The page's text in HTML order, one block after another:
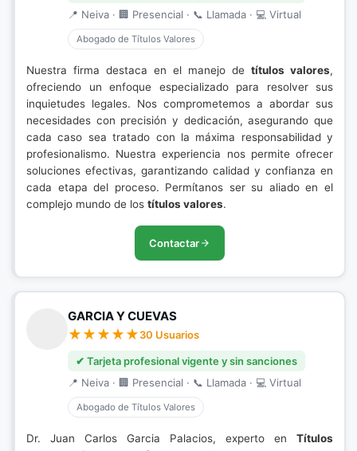
📍 Neiva · 🏢 Presencial · 📞 Llamada · 💻 Virtual
Abogado de Títulos Valores
Nuestra firma destaca en el manejo de títulos valores,
ofreciendo un enfoque especializado para resolver sus
inquietudes legales. Nos comprometemos a abordar sus
necesidades con precisión y dedicación, asegurando que
cada caso sea tratado con la máxima responsabilidad y
profesionalismo. Nuestra experiencia nos permite ofrecer
soluciones efectivas, garantizando calidad y confianza en
cada etapa del proceso. Permítanos ser su aliado en el
complejo mundo de los títulos valores.
Contactar
GARCIA Y CUEVAS
30 Usuarios
✔ Tarjeta profesional vigente y sin sanciones
📍 Neiva · 🏢 Presencial · 📞 Llamada · 💻 Virtual
Abogado de Títulos Valores
Dr. Juan Carlos Garcia Palacios, experto en Títulos